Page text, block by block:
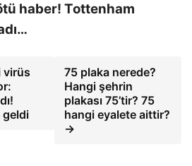
haber! Tottenham
virüs
geldi
75 plaka nerede?
Hangi şehrin
plakası 75’tir? 75
hangi eyalete aittir?
→